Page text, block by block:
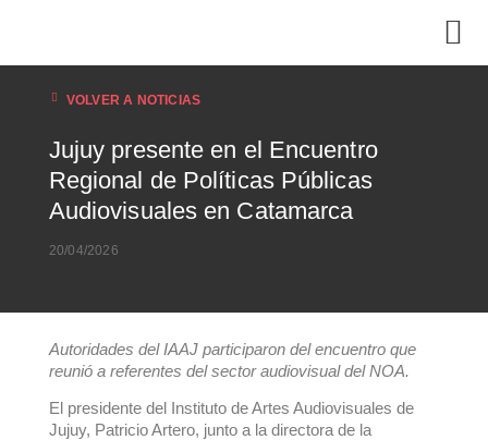
VOLVER A NOTICIAS
Jujuy presente en el Encuentro
Regional de Políticas Públicas
Audiovisuales en Catamarca
20/04/2026
Autoridades del IAAJ participaron del encuentro que
reunió a referentes del sector audiovisual del NOA.
El presidente del Instituto de Artes Audiovisuales de
Jujuy, Patricio Artero, junto a la directora de la